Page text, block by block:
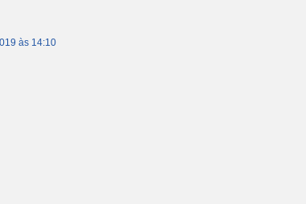
às 14:10